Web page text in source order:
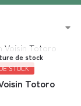
STOCK
de stock
Totoro